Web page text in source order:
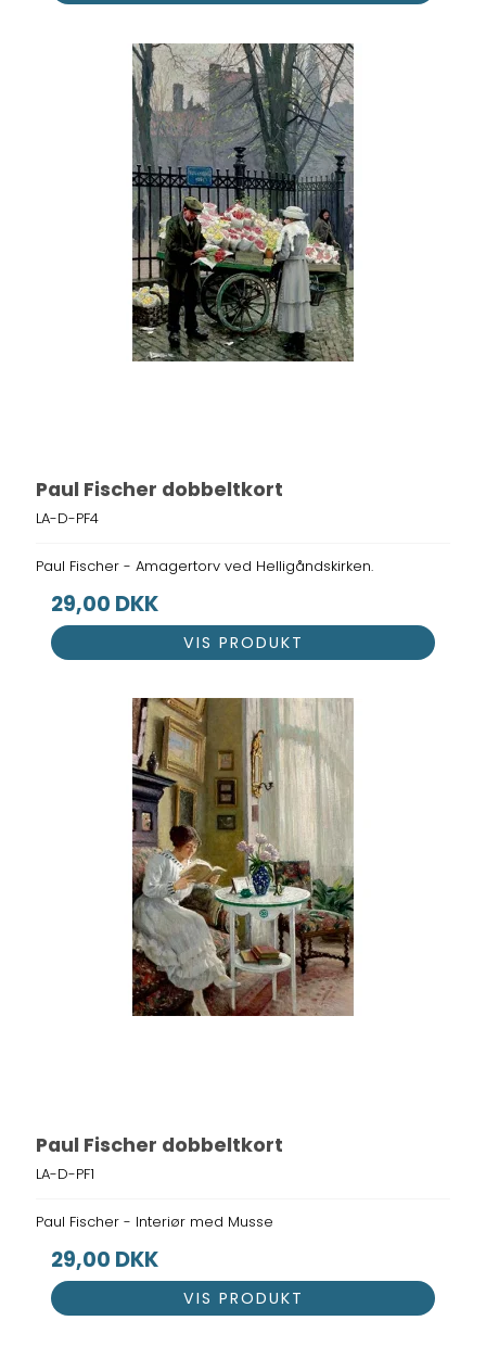
Paul Fischer dobbeltkort
LA-D-PF4
Paul Fischer - Amagertorv ved Helligåndskirken.
29,00 DKK
VIS PRODUKT
Paul Fischer dobbeltkort
LA-D-PF1
Paul Fischer - Interiør med Musse
29,00 DKK
VIS PRODUKT